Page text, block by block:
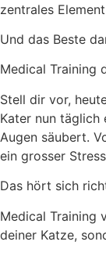
zentrales
Und das Beste
Medical Training
Stell dir vor,
Kater nun täglich
Augen säubert.
ein grosser
Das hört sich
Medical Training
deiner Katze,